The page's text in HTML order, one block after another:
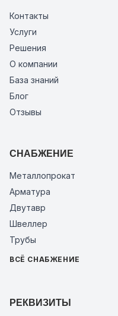
Контакты
Услуги
Решения
О компании
База знаний
Блог
Отзывы
СНАБЖЕНИЕ
Металлопрокат
Арматура
Двутавр
Швеллер
Трубы
ВСЁ СНАБЖЕНИЕ
РЕКВИЗИТЫ